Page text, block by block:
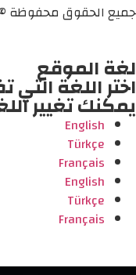
جميع الحقوق محفوظة © 2024
لغة الموقع
اختر اللغة
يمكنك تغيير
English
Türkçe
Français
English
Türkçe
Français